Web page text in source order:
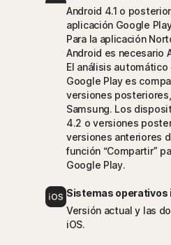
Android 4.1 o
aplicación Google
Para la aplicación
Android es necesario
El análisis
Google Play es
versiones
Samsung. Los
4.2 o versiones
versiones anteriores
función “Compartir”
Google Play.
Sistemas operativos
Versión actual y las
iOS.